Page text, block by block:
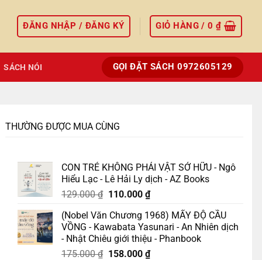
ĐĂNG NHẬP / ĐĂNG KÝ GIỎ HÀNG /0₫
SÁCH NÓI GỌI ĐẶT SÁCH 0972605129
THƯỜNG ĐƯỢC MUA CÙNG
CON TRẺ KHÔNG PHẢI VẬT SỞ HỮU - Ngô
Hiểu Lạc - Lê Hải Ly dịch - AZ Books
129.000₫ Giá
là:
129.000 ₫.
110.000 ₫Giá
tại
là:
110.000 ₫.
(Nobel Văn Chương 1968) MẤY ĐỘ CẦU
VỒNG - Kawabata Yasunari - An Nhiên dịch
- Nhật Chiêu giới thiệu - Phanbook
175.000₫ Giá
158.000 ₫Giá